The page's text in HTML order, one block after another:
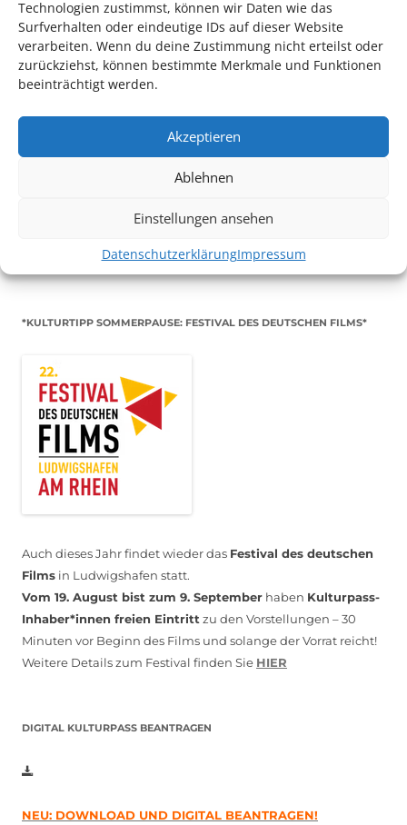
Technologien zustimmst, können wir Daten wie das
Surfverhalten oder eindeutige IDs auf dieser Website
verarbeiten. Wenn du deine Zustimmung nicht erteilst oder
zurückziehst, können bestimmte Merkmale und Funktionen
beeinträchtigt werden.
Akzeptieren
Ablehnen
Einstellungen ansehen
DatenschutzerklärungImpressum
Konzert
Das Kulturparkett freut sich stets überehrenamtliche
melden Sie sich unterinfo@kulturparkett-rhein-neckar.de
*KULTURTIPP SOMMERPAUSE: FESTIVAL DES DEUTSCHEN FILMS*
Auch dieses Jahr findet wieder das Festival des deutschen
Films in Ludwigshafen statt.
Vom 19. August bist zum 9. September haben Kulturpass-
Inhaber*innen freien Eintritt zu den Vorstellungen – 30
Minuten vor Beginn des Films und solange der Vorrat reicht!
Weitere Details zum Festival finden Sie HIER
DIGITAL KULTURPASS BEANTRAGEN
NEU: DOWNLOAD UND DIGITAL BEANTRAGEN!